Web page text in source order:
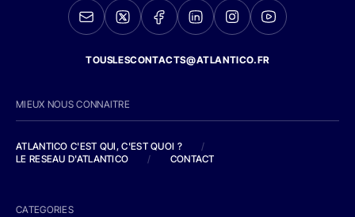
TOUSLESCONTACTS@ATLANTICO.FR
MIEUX NOUS CONNAITRE
ATLANTICO C'EST QUI, C'EST QUOI ?
/
LE RESEAU D'ATLANTICO
/ CONTACT
CATEGORIES